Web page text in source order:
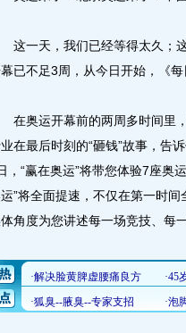
一天，我们已经等得太久；
已不足3周，从今日开始，《每
奥运开幕前的两周多时间里，
在最后时刻的“砸钱”故事，告
，“赢在奥运”将带您体验7座奥
”将全面提速，不仅在第一时
角度为您讲述每一场竞技、每